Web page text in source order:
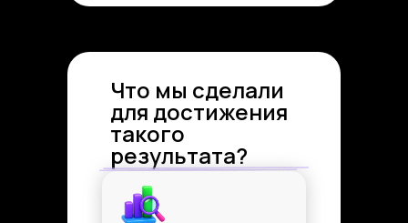
Что мы сделали
для достижения
такого
результата?